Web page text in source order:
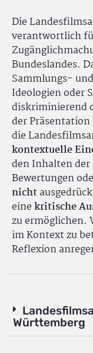
Die
verantwortlich
Bundeslandes.
Sammlungs-
Ideologien oder
diskriminierend
der
die
kontextuelle
den Inhalten der
Bewertungen
nicht
einekritische
zu ermöglichen.
im Kontext zu
Reflexion
Württemberg